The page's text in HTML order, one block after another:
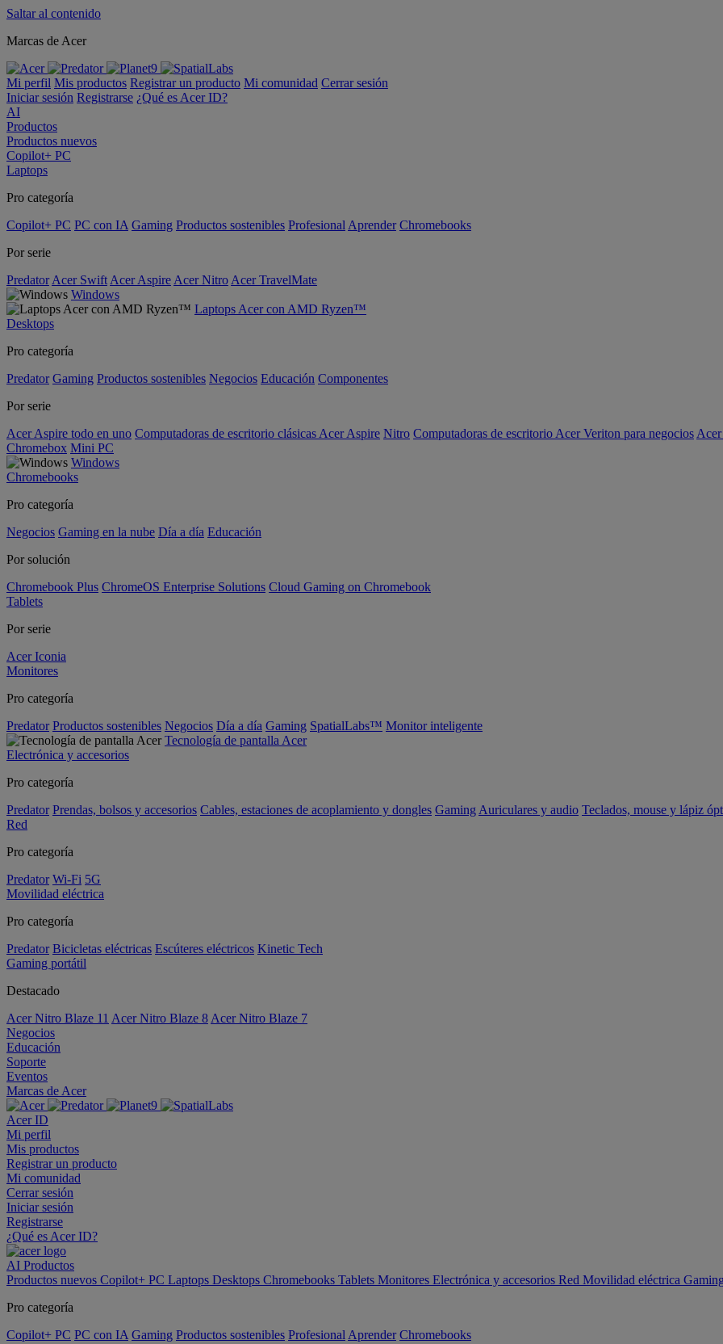
Saltar al contenido
Marcas de Acer
Mi perfil Mis productos Registrar un producto Mi comunidad Cerrar sesión
Iniciar sesión Registrarse ¿Qué es Acer ID?
AI
Productos
Productos nuevos
Copilot+ PC
Laptops
Pro categoría
Copilot+ PC PC con IA Gaming Productos sostenibles Profesional Aprender Chromebooks
Por serie
Predator Acer Swift Acer Aspire Acer Nitro Acer TravelMate
Windows
Laptops Acer con AMD Ryzen™
Desktops
Pro categoría
Predator Gaming Productos sostenibles Negocios Educación Componentes
Por serie
Acer Aspire todo en uno Computadoras de escritorio clásicas Acer Aspire Nitro Computadoras de escritorio Acer Veriton para negocios
Chromebox Mini PC
Windows
Chromebooks
Pro categoría
Negocios Gaming en la nube Día a día Educación
Por solución
Chromebook Plus ChromeOS Enterprise Solutions Cloud Gaming on Chromebook
Tablets
Por serie
Acer Iconia
Monitores
Pro categoría
Predator Productos sostenibles Negocios Día a día Gaming SpatialLabs™ Monitor inteligente
Tecnología de pantalla Acer
Electrónica y accesorios
Pro categoría
Predator Prendas, bolsos y accesorios Cables, estaciones de acoplamiento y dongles Gaming Auriculares y audio Teclados, mouse y lápiz
Red
Pro categoría
Predator Wi-Fi 5G
Movilidad eléctrica
Pro categoría
Predator Bicicletas eléctricas Escúteres eléctricos Kinetic Tech
Gaming portátil
Destacado
Acer Nitro Blaze 11 Acer Nitro Blaze 8 Acer Nitro Blaze 7
Negocios
Educación
Soporte
Eventos
Marcas de Acer
Acer ID
Mi perfil
Mis productos
Registrar un producto
Mi comunidad
Cerrar sesión
Iniciar sesión
Registrarse
¿Qué es Acer ID?
AI Productos
Productos nuevos Copilot+ PC Laptops Desktops Chromebooks Tablets Monitores Electrónica y accesorios Red Movilidad eléctrica
Pro categoría
Copilot+ PC PC con IA Gaming Productos sostenibles Profesional Aprender Chromebooks